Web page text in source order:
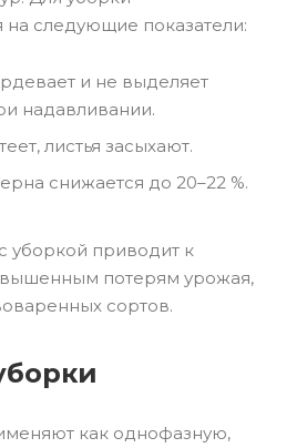
на следующие показатели:
и не выделяет
надавливании.
листья засыхают.
снижается до 20–22 %.
уборкой приводит к
потерям урожая,
сортов.
как однофазную,